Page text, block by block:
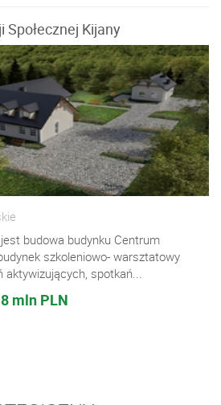
Kijany
budowa budynku Centrum
szkoleniowo- warsztatowy
aktywizujących, spotkań...
mln PLN